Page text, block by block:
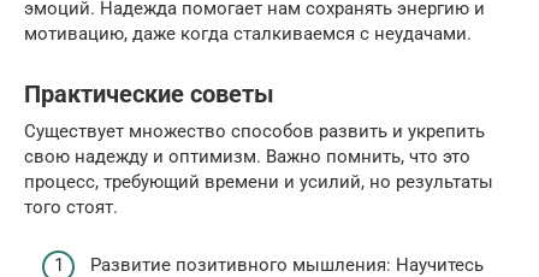
эмоций. Надежда помогает нам сохранять энергию и
мотивацию, даже когда сталкиваемся с неудачами.
Практические советы
Существует множество способов развить и укрепить
свою надежду и оптимизм. Важно помнить, что это
процесс, требующий времени и усилий, но результаты
того стоят.
Развитие позитивного мышления: Научитесь